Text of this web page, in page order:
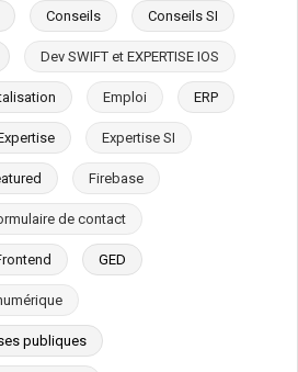
Conseils Conseils SI
Dev SWIFT et EXPERTISE IOS
Emploi ERP
Expertise SI
Firebase
de contact
GED
publiques